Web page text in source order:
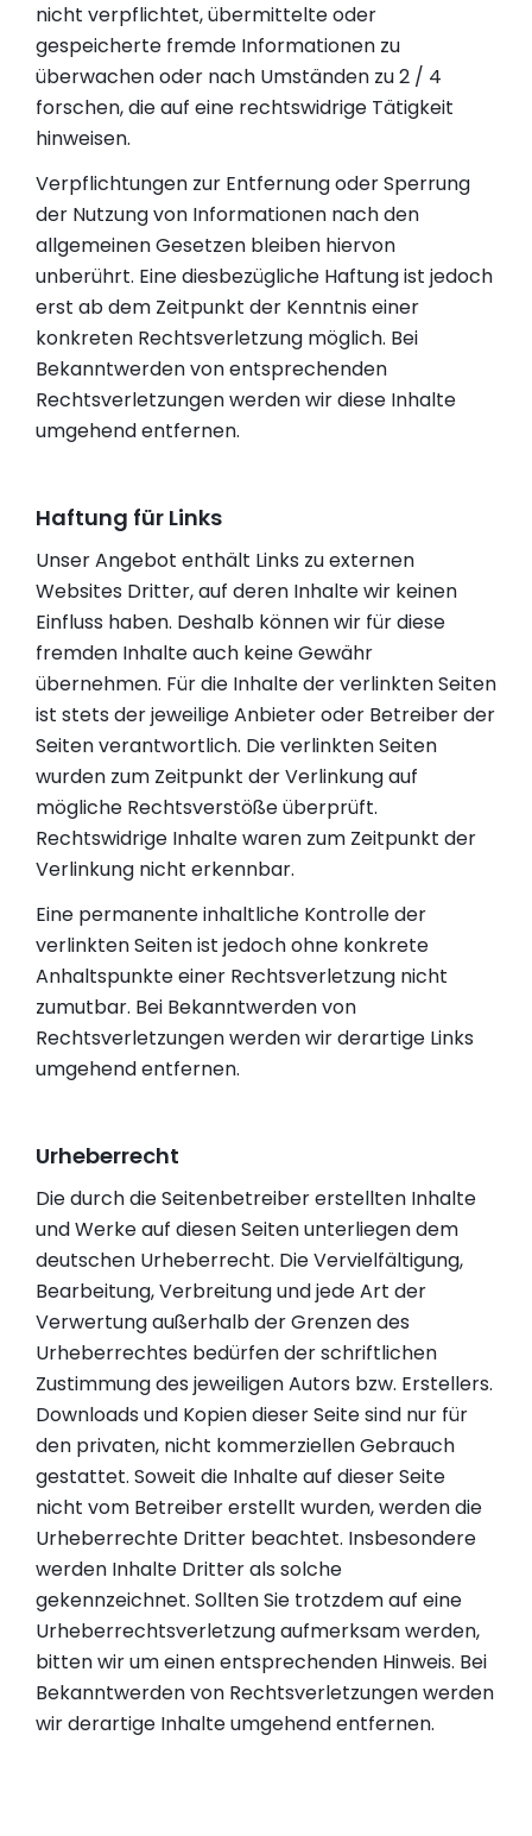
nicht verpflichtet, übermittelte oder
gespeicherte fremde Informationen zu
überwachen oder nach Umständen zu 2 / 4
forschen, die auf eine rechtswidrige Tätigkeit
hinweisen.
Verpflichtungen zur Entfernung oder Sperrung
der Nutzung von Informationen nach den
allgemeinen Gesetzen bleiben hiervon
unberührt. Eine diesbezügliche Haftung ist jedoch
erst ab dem Zeitpunkt der Kenntnis einer
konkreten Rechtsverletzung möglich. Bei
Bekanntwerden von entsprechenden
Rechtsverletzungen werden wir diese Inhalte
umgehend entfernen.
Haftung für Links
Unser Angebot enthält Links zu externen
Websites Dritter, auf deren Inhalte wir keinen
Einfluss haben. Deshalb können wir für diese
fremden Inhalte auch keine Gewähr
übernehmen. Für die Inhalte der verlinkten Seiten
ist stets der jeweilige Anbieter oder Betreiber der
Seiten verantwortlich. Die verlinkten Seiten
wurden zum Zeitpunkt der Verlinkung auf
mögliche Rechtsverstöße überprüft.
Rechtswidrige Inhalte waren zum Zeitpunkt der
Verlinkung nicht erkennbar.
Eine permanente inhaltliche Kontrolle der
verlinkten Seiten ist jedoch ohne konkrete
Anhaltspunkte einer Rechtsverletzung nicht
zumutbar. Bei Bekanntwerden von
Rechtsverletzungen werden wir derartige Links
umgehend entfernen.
Urheberrecht
Die durch die Seitenbetreiber erstellten Inhalte
und Werke auf diesen Seiten unterliegen dem
deutschen Urheberrecht. Die Vervielfältigung,
Bearbeitung, Verbreitung und jede Art der
Verwertung außerhalb der Grenzen des
Urheberrechtes bedürfen der schriftlichen
Zustimmung des jeweiligen Autors bzw. Erstellers.
Downloads und Kopien dieser Seite sind nur für
den privaten, nicht kommerziellen Gebrauch
gestattet. Soweit die Inhalte auf dieser Seite
nicht vom Betreiber erstellt wurden, werden die
Urheberrechte Dritter beachtet. Insbesondere
werden Inhalte Dritter als solche
gekennzeichnet. Sollten Sie trotzdem auf eine
Urheberrechtsverletzung aufmerksam werden,
bitten wir um einen entsprechenden Hinweis. Bei
Bekanntwerden von Rechtsverletzungen werden
wir derartige Inhalte umgehend entfernen.